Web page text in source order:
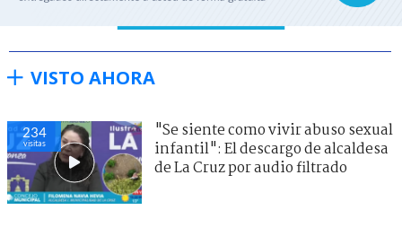
VISTO AHORA
234
visitas
"Se siente como vivir abuso sexual
infantil": El descargo de alcaldesa
de La Cruz por audio filtrado